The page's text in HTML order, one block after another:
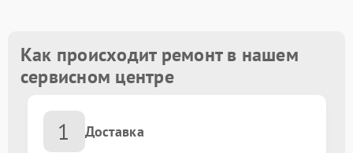
Установка кулера
Ремонт системы управления
Восстановление дорожек
Как происходит ремонт в нашем
сервисном центре
1 Доставка